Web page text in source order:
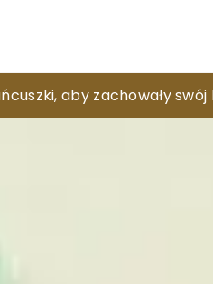
elastyczności
aby zachowały
stać się twoją nową